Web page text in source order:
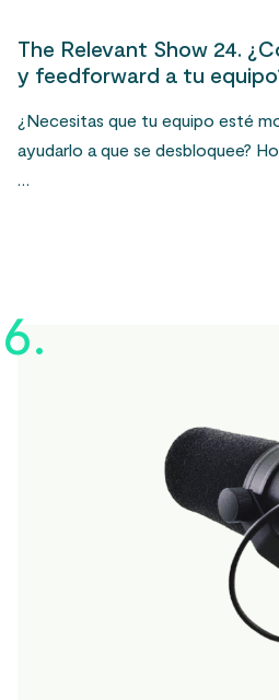
The Relevant Show 24.
y feedforward a tu
¿Necesitas que tu equipo esté
ayudarlo a que se desbloquee?
…
6.